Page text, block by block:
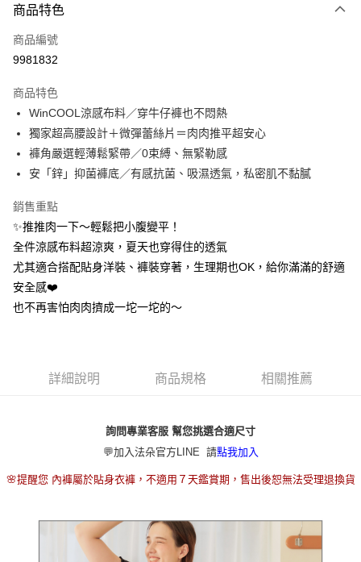
信用卡一次付款
超商取貨付款
Apple Pay
街口支付
悠遊付
大哥付你分期
相關說明
1.本服務由台灣大哥大提供，台灣大哥大用戶可立即使用無須另外申請。
2.付款方式選擇「大哥付你分期」，訂單成立後會自動跳轉到大哥付的交易
流程，驗證手機門號後，選擇欲分期的期數、繳款截止日，確認付款後即完
成交易。
3.實際核准額度、可分期數及費用金額請依後續交易確認頁面所載為準。
1.分期款項不併入電信帳單，「大哥付你分期」於每月結算日後寄送繳費提
帳／街口支付／iPASS MONEY」等通路繳費。
用戶於交易時，得透過本服務購買商品或服務，並由商店將買賣／分期付款
資料（包含姓名、電話或地址）提供予台灣大哥大進項蒐集、處理及利用，
由本公司與您本人進行分期帳單所需資料之確認、核對及更正。
3.完整用戶服務條款，請詳閱以下連結：https://oppay.tw/userRule
ATM付款
運送方式
全家取貨付款
每筆NT$80，滿NT$790(含以上)免運費
7-11取貨付款
每筆NT$80，滿NT$790(含以上)免運費
商品特色
商品編號
9981832
商品特色
WinCOOL涼感布料／穿牛仔褲也不悶熱
獨家超高腰設計＋微彈蕾絲片＝肉肉推平超安心
褲角嚴選輕薄鬆緊帶／0束縛、無緊勒感
安「鋅」抑菌褲底／有感抗菌、吸濕透氣，私密肌不黏膩
銷售重點
✨推推肉一下～輕鬆把小腹變平！
全件涼感布料超涼爽，夏天也穿得住的透氣
尤其適合搭配貼身洋裝、褲裝穿著，生理期也OK，給你滿滿的舒適
安全感❤️
也不再害怕肉肉擠成一坨一坨的～
詳細說明 商品規格 相關推薦
詢問專業客服 幫您挑選合適尺寸
💬加入法朵官方LINE 請點我加入
🌸提醒您 內褲屬於貼身衣褲，不適用７天鑑賞期，售出後恕無法受理退換貨